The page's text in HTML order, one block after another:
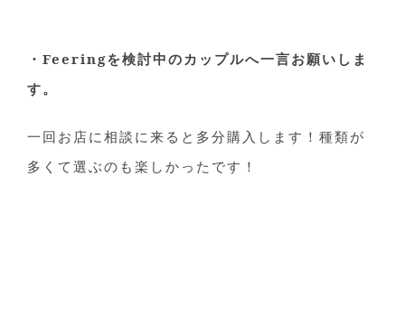
・Feeringを検討中のカップルへ一言お願いしま
す。
一回お店に相談に来ると多分購入します！種類が
多くて選ぶのも楽しかったです！